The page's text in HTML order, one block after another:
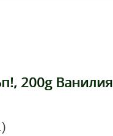
200g Ванилия